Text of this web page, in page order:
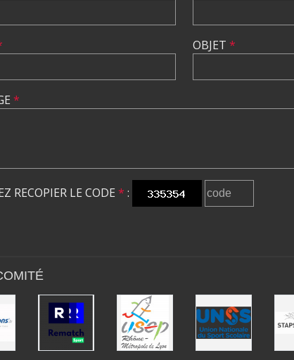
OBJET *
*
RECOPIER LE CODE * :